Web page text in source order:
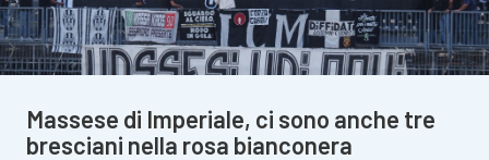
Massese di Imperiale, ci sono anche tre
bresciani nella rosa bianconera